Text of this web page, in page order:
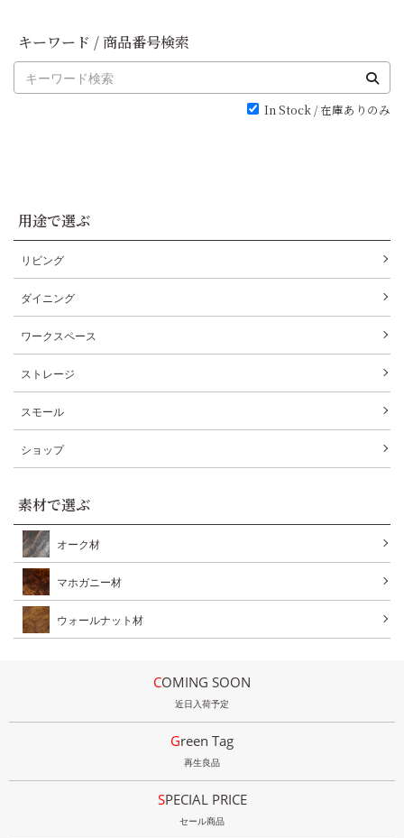
キーワード / 商品番号検索
In Stock / 在庫ありのみ
用途で選ぶ
リビング
ダイニング
ワークスペース
ストレージ
スモール
ショップ
素材で選ぶ
オーク材
マホガニー材
ウォールナット材
COMING SOON
近日入荷予定
Green Tag
再生良品
SPECIAL PRICE
セール商品